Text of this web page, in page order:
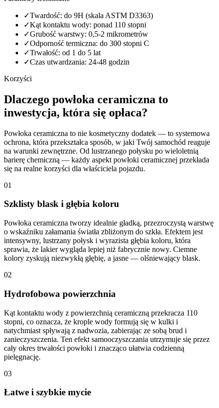
✓Twardość: do 9H (skala ASTM D3363)
✓Kąt kontaktu wody: ponad 110 stopni
✓Grubość warstwy: 0,5-2 mikrometrów
✓Odporność termiczna: do 300 stopni C
✓Trwałość: od 1 do 5 lat
✓Czas utwardzania: 24-48 godzin
Korzyści
Dlaczego powłoka ceramiczna to
inwestycja, która się opłaca?
Powłoka ceramiczna to nie kosmetyczny dodatek — to systemowa
ochrona, która przekształca sposób, w jaki Twój samochód reaguje
na warunki zewnętrzne. Od lustrzanego połysku po wieloletnią
barierę chemiczną — każdy aspekt powłoki ceramicznej przekłada
się na realne korzyści dla właściciela pojazdu.
01
Szklisty blask i głębia koloru
Powłoka ceramiczna tworzy idealnie gładką, przezroczystą warstwę
o wskaźniku załamania światła zbliżonym do szkła. Efektem jest
intensywny, lustrzany połysk i wyrazista głębia koloru, która
sprawia, że lakier wygląda lepiej niż fabrycznie nowy. Ciemne
kolory zyskują niezwykłą głębię, a jasne — olśniewający blask.
02
Hydrofobowa powierzchnia
Kąt kontaktu wody z powierzchnią ceramiczną przekracza 110
stopni, co oznacza, że krople wody formują się w kulki i
natychmiast spływają z nadwozia, zabierając ze sobą brud i
zanieczyszczenia. Ten efekt samooczyszczania utrzymuje się przez
cały okres trwałości powłoki i znacząco ułatwia codzienną
pielęgnację.
03
Łatwe i szybkie mycie